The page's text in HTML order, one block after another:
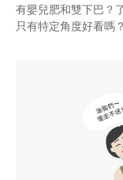
有嬰兒肥和雙下巴？
只有特定角度好看嗎
楚、甚至是兩側，看
問題都是息息相關的